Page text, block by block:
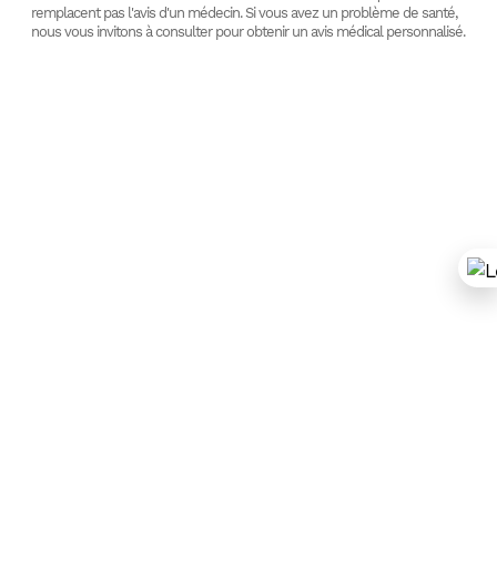
remplacent pas l'avis d'un médecin. Si vous avez un problème de santé,
nous vous invitons à consulter pour obtenir un avis médical personnalisé.